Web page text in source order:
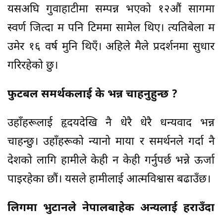
यसअघि गुवाहाटीमा सम्पन्न भएको १२औं सागमा
स्वर्ण जित्दा म पनि टिममा सामेल थिए। त्यतिबेला म
उमेर १६ वर्ष मुनि थिएँ। अहिले मैले प्रदर्शनमा सुधार
गरिरहेको छु।
फुटबल समर्थकलाई के भन्न चाहनुहुन्छ ?
उहाँहरूलाई हृदयदेखि नै धेरै धेरै धन्यवाद भन्न
चाहन्छु। उहाँहरूको न्यानो माया र समर्थनले गर्दा नै
देशको लागि हामीले केही न केही गर्नुपर्छ भन्ने ऊर्जा
पाइरहेका छौं। यसले हामीलाई आत्मविश्वास बढाउँछ।
लिगमा भुटानले नेपालबाहेक अन्यलाई हराउँदा